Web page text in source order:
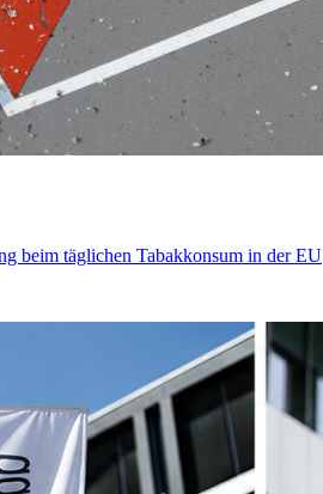
beim täglichen Tabakkonsum in der EU